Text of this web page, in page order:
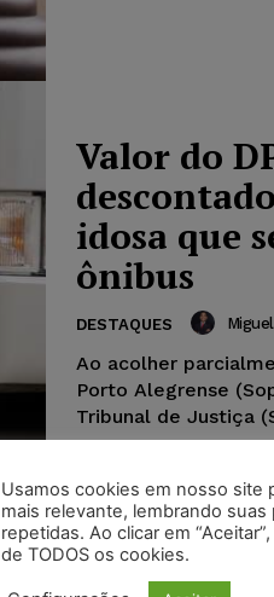
Valor do
idosa que
ônibus
DESTAQUES
Ao acolher
Porto Alegrense
Tribunal de Justiça
Usamos cookies em nosso site
mais relevante, lembrando
repetidas. Ao clicar em
de TODOS os cookies.